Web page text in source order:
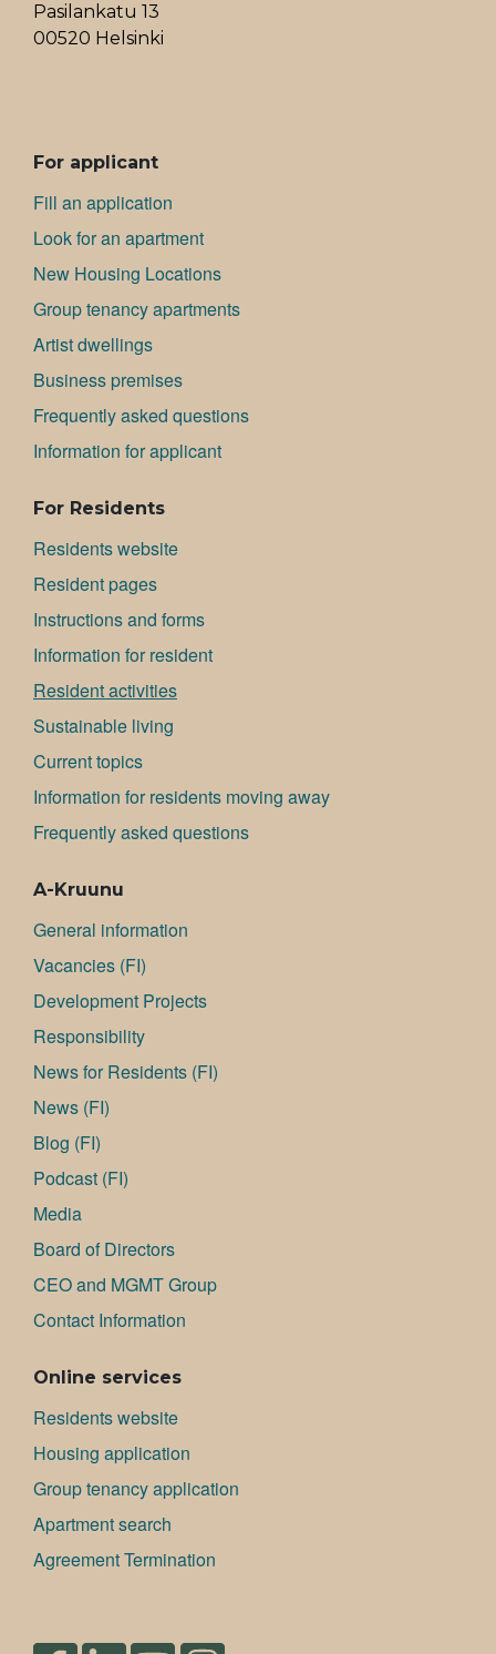
Pasilankatu 13
00520 Helsinki
ALAVALIKKO
For applicant
Fill an application
Look for an apartment
New Housing Locations
Group tenancy apartments
Artist dwellings
Bu­si­ness premises
Frequently asked questions
Information for applicant
For Residents
Residents website
Resident pages
Instructions and forms
Information for resident
Resident activities
Sustainable living
Current topics
Information for residents moving away
Frequently asked questions
A-Kruunu
General information
Va­can­cies (FI)
Development Projects
Responsibility
News for Residents (FI)
News (FI)
Blog (FI)
Podcast (FI)
Media
Board of Directors
CEO and MGMT Group
Contact Information
Online services
Residents website
Housing application
Group tenancy application
Apartment search
Agreement Termination